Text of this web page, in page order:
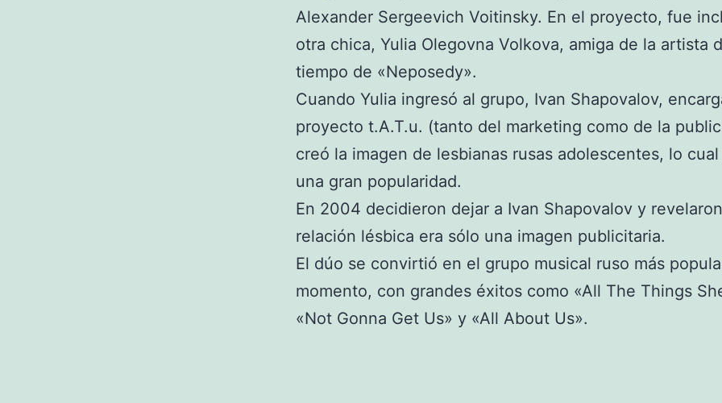
Alexander Sergeevich Voitinsky. En el proyecto, fue
otra chica, Yulia Olegovna Volkova, amiga de la artista
tiempo de «Neposedy».
Cuando Yulia ingresó al grupo, Ivan Shapovalov,
proyecto t.A.T.u. (tanto del marketing como de la
creó la imagen de lesbianas rusas adolescentes, lo
una gran popularidad.
En 2004 decidieron dejar a Ivan Shapovalov y
relación lésbica era sólo una imagen publicitaria.
El dúo se convirtió en el grupo musical ruso más
momento, con grandes éxitos como «All The Things
«Not Gonna Get Us» y «All About Us».